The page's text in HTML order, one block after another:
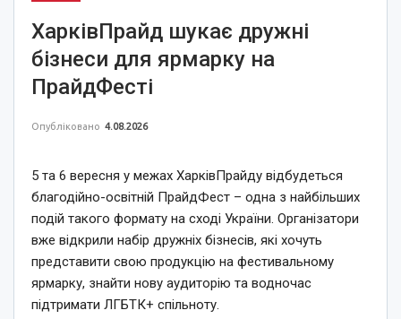
ХарківПрайд шукає дружні
бізнеси для ярмарку на
ПрайдФесті
Опубліковано 4.08.2026
5 та 6 вересня у межах ХарківПрайду відбудеться
благодійно-освітній ПрайдФест – одна з найбільших
подій такого формату на сході України. Організатори
вже відкрили набір дружніх бізнесів, які хочуть
представити свою продукцію на фестивальному
ярмарку, знайти нову аудиторію та водночас
підтримати ЛГБТК+ спільноту.